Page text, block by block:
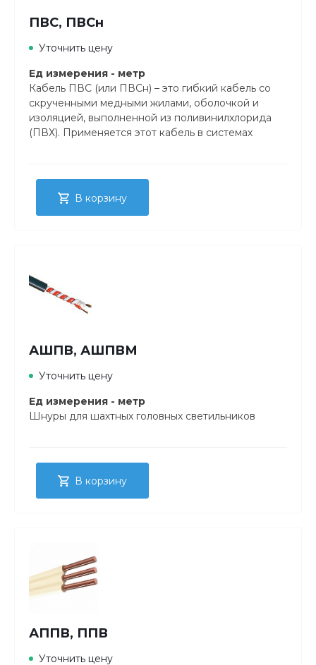
ПВС, ПВСн
Уточнить цену
Ед измерения - метр
Кабель ПВС (или ПВСн) – это гибкий кабель со
скрученными медными жилами, оболочкой и
изоляцией, выполненной из поливинилхлорида
(ПВХ). Применяется этот кабель в системах
В корзину
АШПВ, АШПВМ
Уточнить цену
Ед измерения - метр
Шнуры для шахтных головных светильников
В корзину
АППВ, ППВ
Уточнить цену